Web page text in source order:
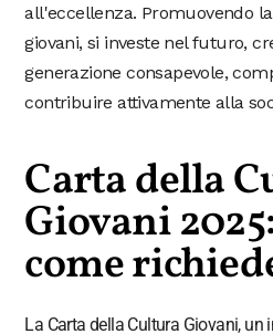
all'eccellenza. Promuovendo
giovani, si investe nel futuro,
generazione consapevole,
contribuire attivamente alla
Carta della
Giovani 2025:
come
La Carta della Cultura Giovani, un